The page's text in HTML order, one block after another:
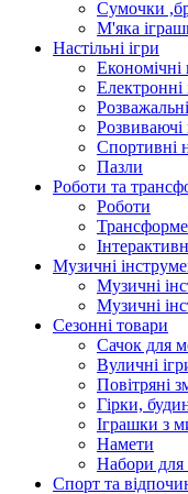
Сумочки
М'яка
Настільні ігри
Економічні
Електронні
Розвиваючі
Спортивні
Пазли
Роботи та
Роботи
Музичні
Музичні
Музичні
Сезонні товари
Сачок для
Вуличні
Повітряні
Гірки,
Іграшки з
Намети
Набори для
Спорт та